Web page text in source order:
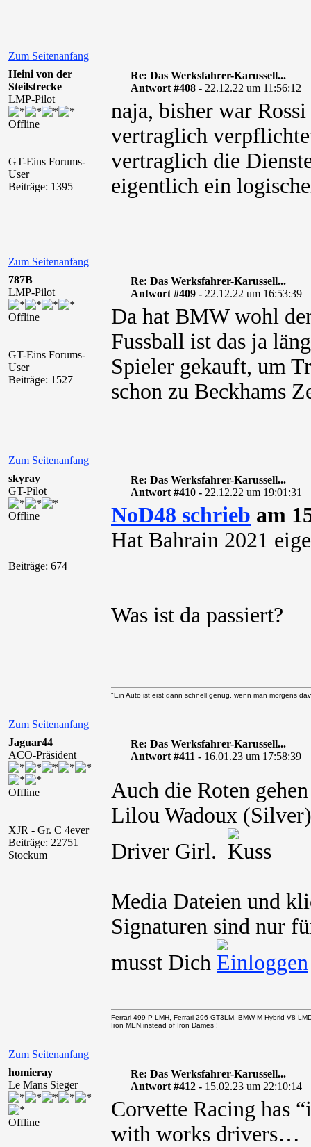
Zum Seitenanfang
Heini von der
Steilstrecke
LMP-Pilot
Offline
GT-Eins Forums-
User
Beiträge: 1395
Re: Das Werksfahrer-Karussell...
Antwort #408 - 22.12.22 um 11:56:12
naja, bisher war
vertraglich
vertraglich die
eigentlich ein
Zum Seitenanfang
787B
LMP-Pilot
Offline
GT-Eins Forums-
User
Beiträge: 1527
Re: Das Werksfahrer-Karussell...
Antwort #409 - 22.12.22 um 16:53:39
Da hat BMW wohl
Fussball ist das ja
Spieler gekauft, um
schon zu Beckhams
Zum Seitenanfang
skyray
GT-Pilot
Offline
Beiträge: 674
Re: Das Werksfahrer-Karussell...
Antwort #410 - 22.12.22 um 19:01:31
NoD48 schrieb am
Hat Bahrain 2021
Was ist da passiert?
Zum Seitenanfang
"Ein Auto ist erst dann schnell genug, wenn man morgens
Jaguar44
ACO-Präsident
Offline
XJR - Gr. C 4ever
Beiträge: 22751
Stockum
Re: Das Werksfahrer-Karussell...
Antwort #411 - 16.01.23 um 17:58:39
Auch die Roten
Lilou Wadoux
Driver Girl.
Media Dateien und
Signaturen sind nur
musst Dich
Zum Seitenanfang
Ferrari 499-P LMH, Ferrari 296 GT3LM, BMW M-Hybrid V8
Iron MEN.instead of Iron Dames !
homieray
Le Mans Sieger
Offline
Re: Das Werksfahrer-Karussell...
Antwort #412 - 15.02.23 um 22:10:14
Corvette Racing has
with works drivers…